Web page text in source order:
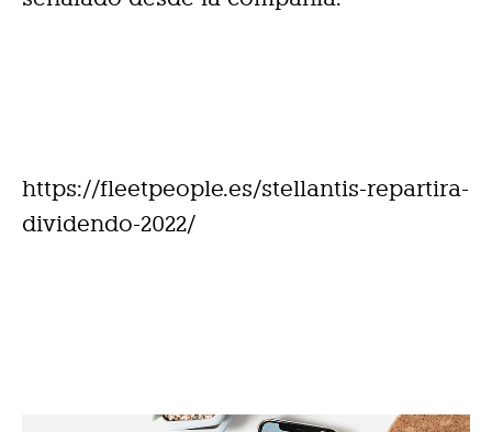
https://fleetpeople.es/stellantis-repartira-
dividendo-2022/